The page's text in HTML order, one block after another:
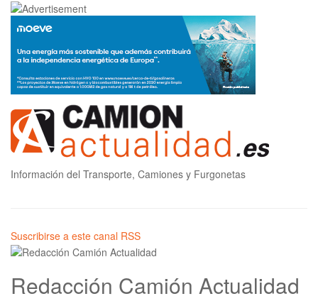
Información del Transporte, Camiones y Furgonetas
Suscribirse a este canal RSS
Redacción Camión Actualidad